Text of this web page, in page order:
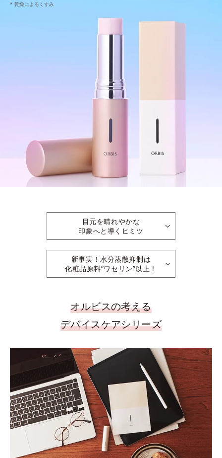
* 乾燥によるくすみ
目元を晴れやかな
印象へと導くヒミツ
新事実！水分蒸散抑制は
化粧品原料”ワセリン”以上！
オルビスの考える
デバイスケアシリーズ